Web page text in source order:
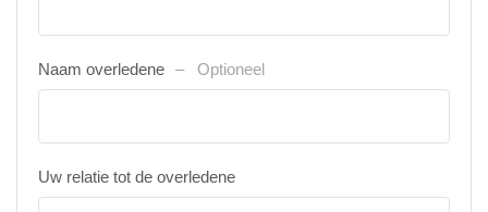
Naam overledene Optioneel
Uw relatie tot de overledene